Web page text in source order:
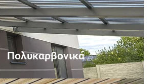
Πολυκαρβονικά
Πολυκαρβονικά
/ πολυκαρβονικά είναι υλικά
αντοχή, ακαμψία, οπτική διαύγεια
και αντοχή στην κρούση.